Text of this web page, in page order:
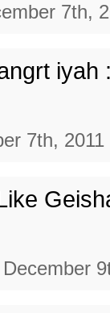
7th,
iyah
7th, 2011